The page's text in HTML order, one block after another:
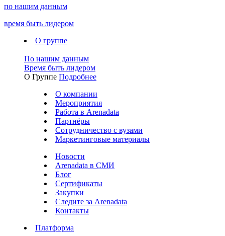
по нашим данным
время быть лидером
О группе
По нашим данным
Время быть лидером
О Группе Подробнее
О компании
Мероприятия
Работа в Arenadata
Партнёры
Сотрудничество с вузами
Маркетинговые материалы
Новости
Arenadata в СМИ
Блог
Сертификаты
Закупки
Следите за Аrenadata
Контакты
Платформа